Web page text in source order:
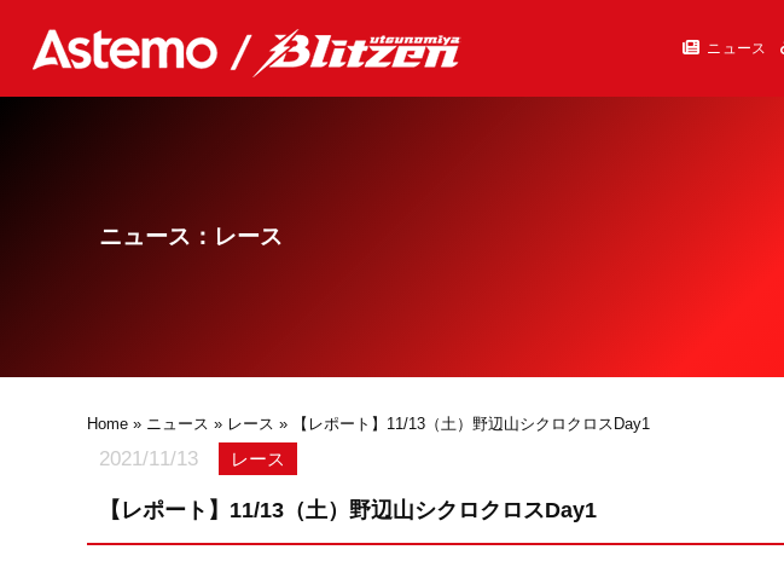
ニュース
ニュース：レース
Home » ニュース » レース » 【レポート】11/13（土）野辺山シクロクロスDay1
2021/11/13 レース
【レポート】11/13（土）野辺山シクロクロスDay1